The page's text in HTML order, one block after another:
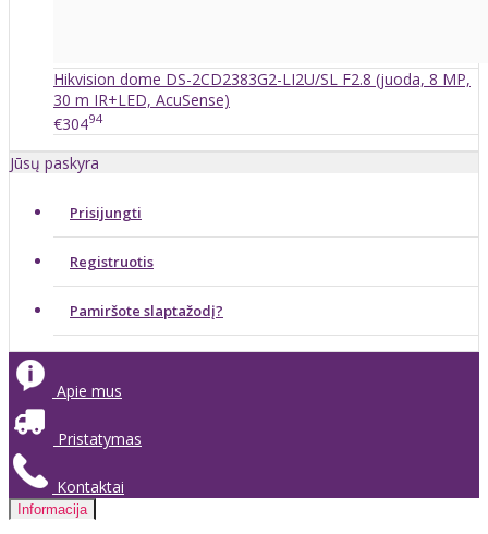
Hikvision dome DS-2CD2383G2-LI2U/SL F2.8 (juoda, 8 MP,
30 m IR+LED, AcuSense)
€30494
Jūsų paskyra
Prisijungti
Registruotis
Pamiršote slaptažodį?
Apie mus
Pristatymas
Kontaktai
Informacija